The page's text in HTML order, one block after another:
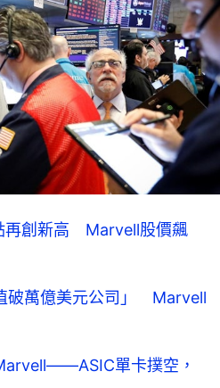
再創新高 Marvell股價飆
破萬億美元公司」 Marvell
單卡撲空，